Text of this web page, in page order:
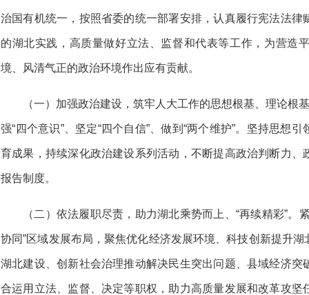
治国有机统一，按照省委的统一部署安排，认真履行宪法法
的湖北实践，高质量做好立法、监督和代表等工作，为营造
境、风清气正的政治环境作出应有贡献。
（一）加强政治建设，筑牢人大工作的思想根基、理论根
强“四个意识”、坚定“四个自信”、做到“两个维护”。坚持思想
育成果，持续深化政治建设系列活动，不断提高政治判断力
报告制度。
（二）依法履职尽责，助力湖北乘势而上、“再续精彩”。
协同”区域发展布局，聚焦优化经济发展环境、科技创新提升
湖北建设、创新社会治理推动解决民生突出问题、县域经济
合运用立法、监督、决定等职权，助力高质量发展和改革攻